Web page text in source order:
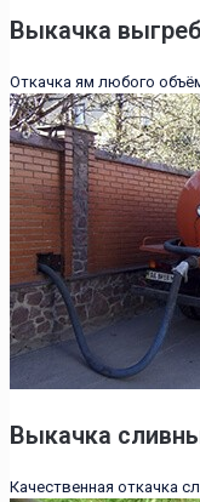
Выкачка
Откачка ям любого
Выкачка
Качественная откачка